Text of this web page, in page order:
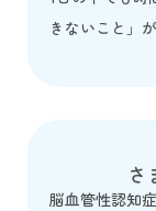
きないこと」
さ
脳血管性認知